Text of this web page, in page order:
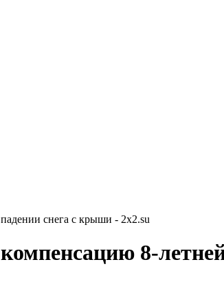
снега с крыши - 2x2.su
8-